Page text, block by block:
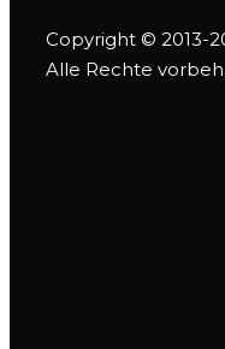
Copyright © 2013-
Alle Rechte